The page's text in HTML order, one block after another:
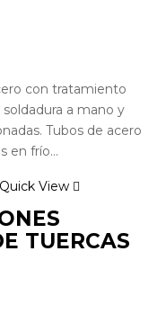
con tratamiento
a mano y
Tubos de acero
en frío…
Quick View
TUERCAS